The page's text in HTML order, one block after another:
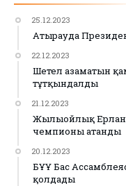
25.12.2023
Атырауда
22.12.2023
Шетел азаматын
тұтқындалды
21.12.2023
Жылыойлық Ерлан
чемпионы атанды
20.12.2023
БҰҰ Бас
қолдады